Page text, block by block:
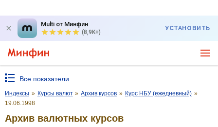
Multi от Минфин
(8,9K+)
УСТАНОВИТЬ
Все показатели
Индексы » Курсы валют » Архив курсов » Курс НБУ (ежедневный) »
19.06.1998
Архив валютных курсов